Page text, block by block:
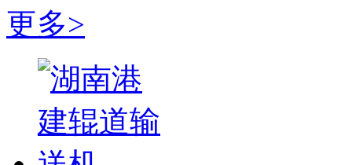
RTG轮胎式龙门起重机
中联重科集装箱正面吊运机 ZLJCRS45-5型集装箱正面吊
岸边集装箱起重机
上海鼎盛桥式抓斗卸船机
无锡新川:电动轮胎式起重机
更多>